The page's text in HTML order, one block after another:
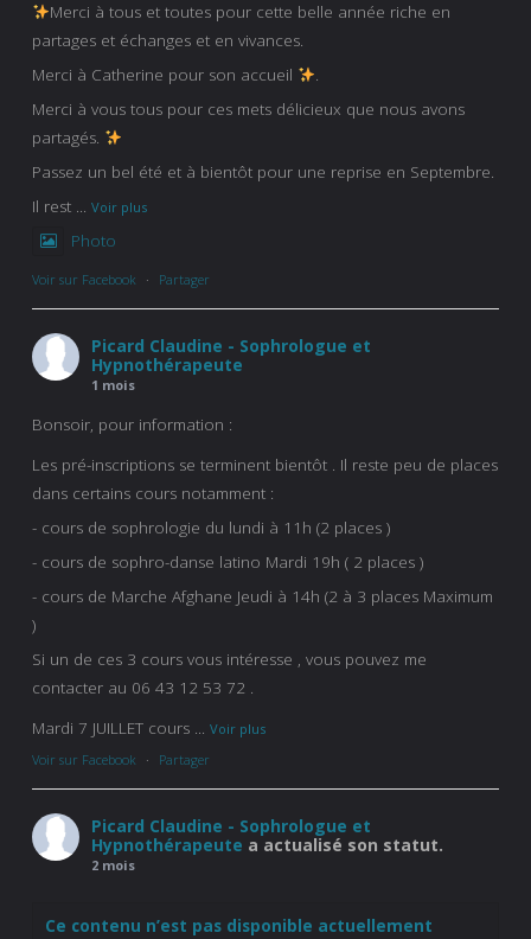
Merci à tous et toutes pour cette belle année riche en
partages et échanges et en vivances.
Merci à Catherine pour son accueil
.
Merci à vous tous pour ces mets délicieux que nous avons
partagés.
Passez un bel été et à bientôt pour une reprise en Septembre.
Il rest ... Voir plus
Photo
Voir sur Facebook · Partager
Picard Claudine - Sophrologue et
Hypnothérapeute
1 mois
Bonsoir, pour information :
Les pré-inscriptions se terminent bientôt . Il reste peu de places
dans certains cours notamment :
- cours de sophrologie du lundi à 11h (2 places )
- cours de sophro-danse latino Mardi 19h ( 2 places )
- cours de Marche Afghane Jeudi à 14h (2 à 3 places Maximum
)
Si un de ces 3 cours vous intéresse , vous pouvez me
contacter au 06 43 12 53 72 .
Mardi 7 JUILLET cours ... Voir plus
Voir sur Facebook · Partager
Picard Claudine - Sophrologue et
Hypnothérapeute a actualisé son statut.
2 mois
Ce contenu n’est pas disponible actuellement